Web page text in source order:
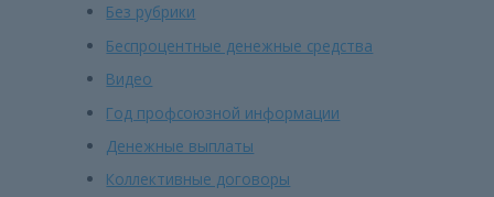
Без рубрики
Беспроцентные денежные средства
Видео
Год профсоюзной информации
Денежные выплаты
Коллективные договоры